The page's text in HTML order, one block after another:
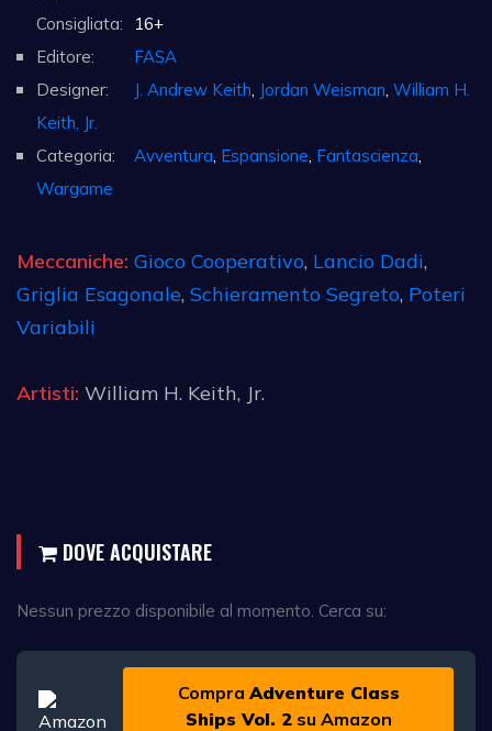
Consigliata:
16+
Editore:
FASA
Designer:
J. Andrew Keith Jordan Weisman William H.
Keith, Jr.
Categoria:
Avventura Espansione Fantascienza
Wargame
Meccaniche: Gioco Cooperativo, Lancio Dadi,
Griglia Esagonale, Schieramento Segreto, Poteri
Variabili
Artisti: William H. Keith, Jr.
DOVE ACQUISTARE
Nessun prezzo disponibile al momento. Cerca su:
Compra Adventure Class
Ships Vol. 2su Amazon